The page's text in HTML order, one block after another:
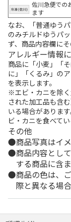
佐川急便での
ます
なお、「普通ゆう
のみチルドゆうパ
ず、商品内容欄に
アレルギー情報
商品に「小麦」「
に」「くるみ」の
を表示します。
※エビ・カニを除
された加工品も含
いる場合がありま
ビ・カニを食べて
その他
商品写真はイ
商品内容とし
する商品に含
商品の色は、
際と異なる場